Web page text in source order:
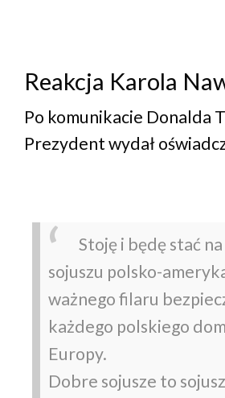
Reakcja Karola
Po komunikacie Donalda
Prezydent wydał
Stoję i będę stać
sojuszu polsko-
ważnego filaru
każdego polskiego
Europy.
Dobre sojusze to